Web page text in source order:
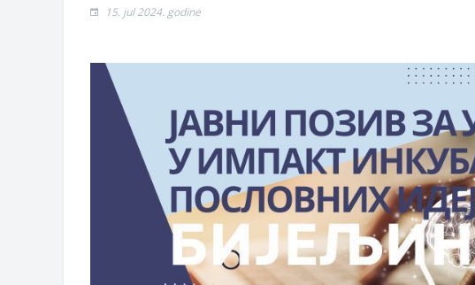
Obrasci zahtjeva za regresirano gorivo dostupni
Obavještenje za preduzetnika - Vera Ujić
15. jul 2024. godine